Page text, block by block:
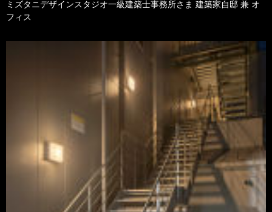
ミズタニデザインスタジオ一級建築士事務所さま 建築家自邸 兼 オ
フィス